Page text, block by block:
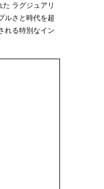
ラグジュアリ
ルさと時代を超
れる特別なイン